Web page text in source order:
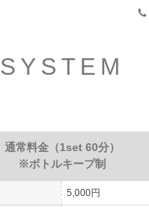
SYSTEM
通常料金（1set 60分）
※ボトルキープ制
5,000円